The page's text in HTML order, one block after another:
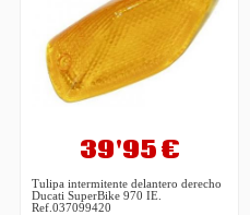
39'95 €
Tulipa intermitente delantero derecho
Ducati SuperBike 970 IE.
Ref.037099420